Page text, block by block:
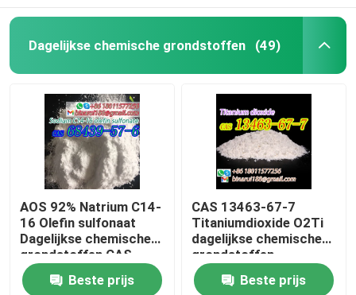
Dagelijkse chemische grondstoffen (49)
AOS 92% Natrium C14-
16 Olefin sulfonaat
Dagelijkse chemische
grondstoffen CAS
68439-57-6
Beste prijs
CAS 13463-67-7
Titaniumdioxide O2Ti
dagelijkse chemische
grondstoffen
Titaniumoxide wit
poeder Beste prijs